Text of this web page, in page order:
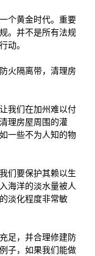
个黄金时代。重要
。并不是所有法规
动。
火隔离带，清理房
我们在加州难以付
理房屋周围的灌
一些不为人知的物
们要保护其赖以生
海洋的淡水量被人
淡化程度非常敏
足，并合理修建防
子，如果我们能做